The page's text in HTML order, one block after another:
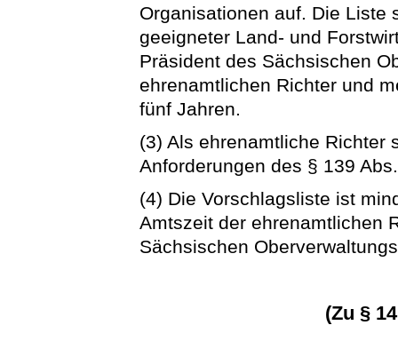
Organisationen auf. Die Liste
geeigneter Land- und
Präsident des Sächsischen
ehrenamtlichen Richter und
fünf Jahren.
(3) Als ehrenamtliche Richter
Anforderungen des § 139
(4) Die Vorschlagsliste ist
Amtszeit der ehrenamtlichen
Sächsischen
(Zu §